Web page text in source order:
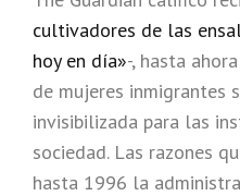
cultivadores de las
hoy en día»-, hasta
de mujeres inmigrantes
invisibilizada para las
sociedad. Las razones
hasta 1996 la